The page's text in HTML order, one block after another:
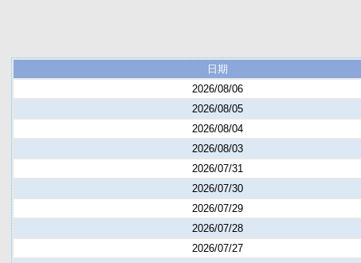
日期
2026/08/06
2026/08/05
2026/08/04
2026/08/03
2026/07/31
2026/07/30
2026/07/29
2026/07/28
2026/07/27